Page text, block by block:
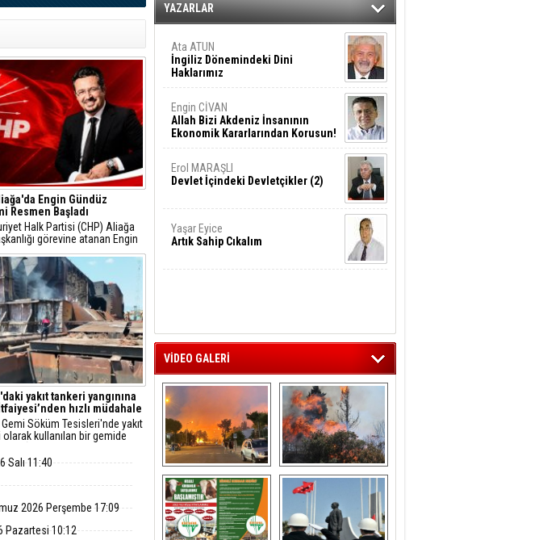
Engin Gündüz
Resmen Başladı
Halk Partisi (CHP) Aliağa
görevine atanan Engin
sosyal medya hesabından
açıklamayla yeni döneme ilişkin
verdi.
yakıt tankeri yangınına
hızlı müdahale
Söküm Tesisleri'nde yakıt
olarak kullanılan bir gemide
İtfaiye Dairesi Başkanlığı
Salı 11:40
2026 Perşembe 17:09
Pazartesi 10:12
YAZARLAR
Ata ATUN
İngiliz Dönemindeki Dini
Haklarımız
Engin CİVAN
Allah Bizi Akdeniz İnsanının
Ekonomik Kararlarından Korusun!
Erol MARAŞLI
Devlet İçindeki Devletçikler (2)
Yaşar Eyice
Artık Sahip Cıkalım
VİDEO GALERİ
Aliağa ‘da  otluk
alanda çıkan
yangın evlere
sıçramadan
söndürüldü
Aliağa'nın Ciğerleri